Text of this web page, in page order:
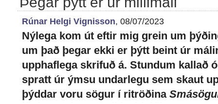
Rúnar Helgi Vignisson, 08/07/2023
Nýlega kom út eftir mig grein um
um það þegar ekki er þýtt beint úr
upphaflega skrifuð á. Stundum kallað
spratt úr ýmsu undarlegu sem skaut
þýddar voru sögur í ritröðina